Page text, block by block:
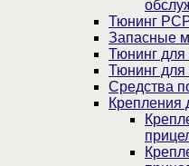
Тюнинг
Запасные
Тюнинг для
Тюнинг для
Средства
Крепления